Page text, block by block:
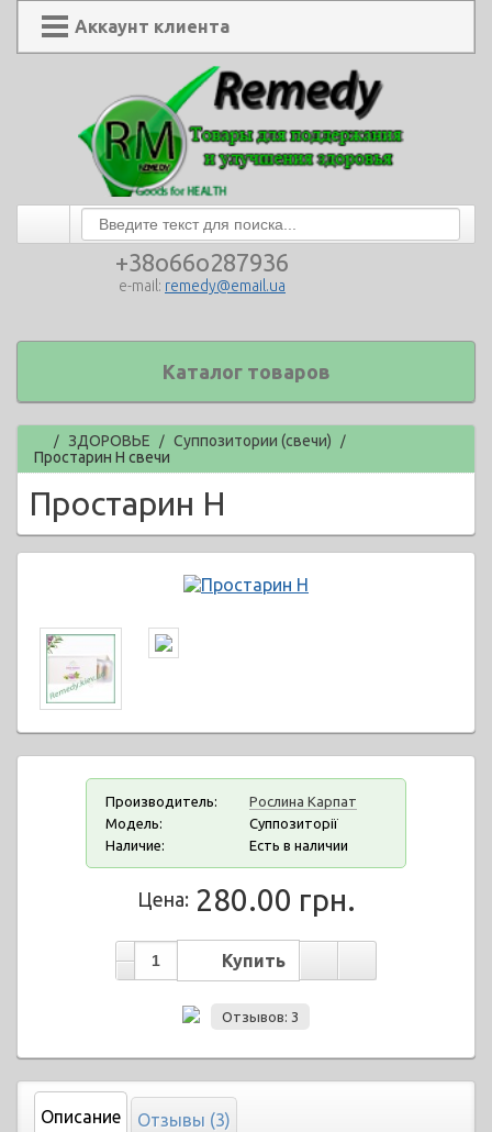
Аккаунт клиента
+38o66o287936
e-mail: remedy@email.ua
Каталог товаров
Главная
/ ЗДОРОВЬЕ / Суппозитории (свечи) /
Простарин Н свечи
Простарин Н
Производитель:
Рослина Карпат
Модель:
Суппозиторії
Наличие:
Есть в наличии
Цена: 280.00 грн.
Отзывов: 3
Описание Отзывы (3)